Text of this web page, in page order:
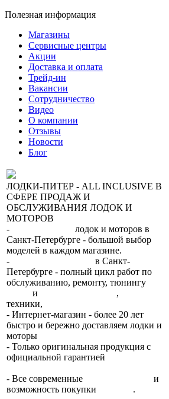
Полезная информация
Магазины
Сервисные центры
Акции
Доставка и оплата
Трейд-ин
Вакансии
Сотрудничество
Видео
О компании
Отзывы
Новости
Блог
ЛОДКИ-ПИТЕР - ALL INCLUSIVE В
СФЕРЕ ПРОДАЖ И
ОБСЛУЖИВАНИЯ ЛОДОК И
МОТОРОВ
-
лодок и моторов в
Санкт-Петербурге - большой выбор
моделей в каждом магазине.
-
в Санкт-
Петербурге - полный цикл работ по
обслуживанию, ремонту, тюнингу
и ,
техники,
- Интернет-магазин - более 20 лет
быстро и бережно доставляем лодки и
моторы
- Только оригинальная продукция с
официальной гарантией
- Все современные
и
возможность покупки
.